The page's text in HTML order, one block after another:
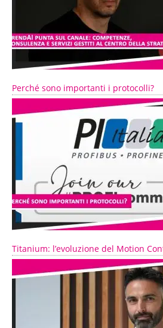
Perché sono importanti i protocolli?
Titanium: l’evoluzione del Motion